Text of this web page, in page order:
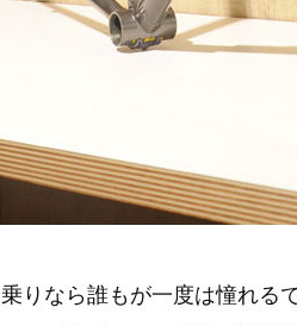
りなら誰もが一度は憧れる